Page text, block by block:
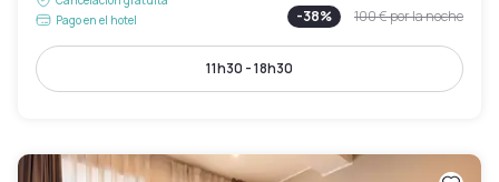
Pago en el hotel
-38% 100 €por la noche
11h30 - 18h30